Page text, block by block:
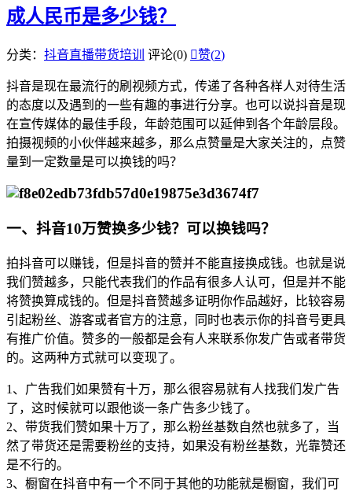
成人民币是多少钱？
分类： 抖音直播带货培训 评论(0) 赞(2)
抖音是现在最流行的刷视频方式，传递了各种各样人对待生活
的态度以及遇到的一些有趣的事进行分享。也可以说抖音是现
在宣传媒体的最佳手段，年龄范围可以延伸到各个年龄层段。
拍摄视频的小伙伴越来越多，那么点赞量是大家关注的，点赞
量到一定数量是可以换钱的吗？
一、抖音10万赞换多少钱？可以换钱吗？
拍抖音可以赚钱，但是抖音的赞并不能直接换成钱。也就是说
我们赞越多，只能代表我们的作品有很多人认可，但是并不能
将赞换算成钱的。但是抖音赞越多证明你作品越好，比较容易
引起粉丝、游客或者官方的注意，同时也表示你的抖音号更具
有推广价值。赞多的一般都是会有人来联系你发广告或者带货
的。这两种方式就可以变现了。
1、广告我们如果赞有十万，那么很容易就有人找我们发广告
了，这时候就可以跟他谈一条广告多少钱了。
2、带货我们赞如果十万了，那么粉丝基数自然也就多了，当
然了带货还是需要粉丝的支持，如果没有粉丝基数，光靠赞还
是不行的。
3、橱窗在抖音中有一个不同于其他的功能就是橱窗，我们可